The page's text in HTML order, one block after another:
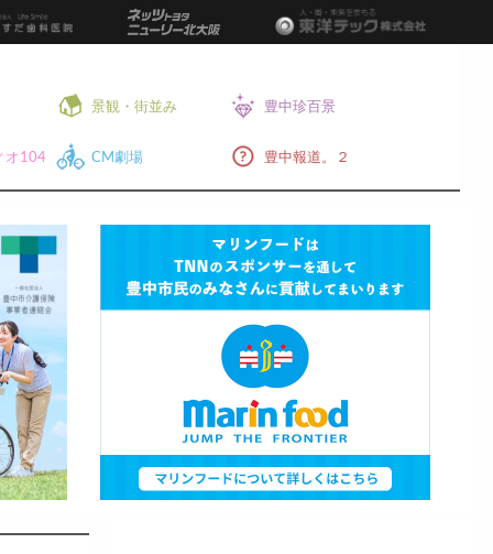
景観・街並み 豊中珍百景
オ104 CM劇場 豊中報道。２